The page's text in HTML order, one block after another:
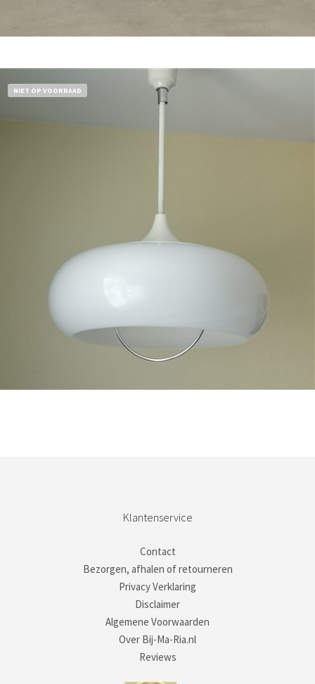
NIET OP VOORRAAD
Klantenservice
Contact
Bezorgen, afhalen of retourneren
Privacy Verklaring
Disclaimer
Algemene Voorwaarden
Over Bij-Ma-Ria.nl
Reviews